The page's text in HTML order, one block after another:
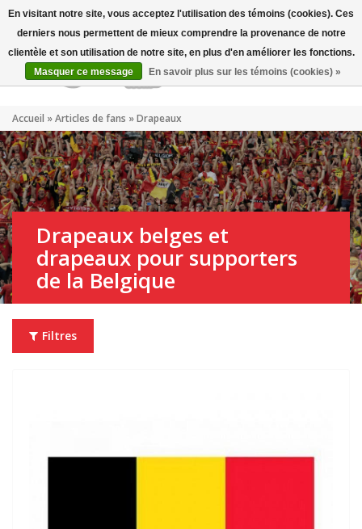
Mon compte FR
Accueil »Articles de fans »Drapeaux
Drapeaux belges et
drapeaux pour supporters
de la Belgique
Filtres
En visitant notre site, vous acceptez l'utilisation des témoins (cookies). Ces
derniers nous permettent de mieux comprendre la provenance de notre
clientèle et son utilisation de notre site, en plus d'en améliorer les fonctions.
Masquer ce message
En savoir plus sur les témoins (cookies) »